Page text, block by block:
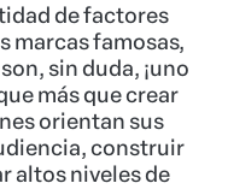
de factores
marcas famosas,
sin duda, ¡uno
más que crear
orientan sus
construir
altos niveles de